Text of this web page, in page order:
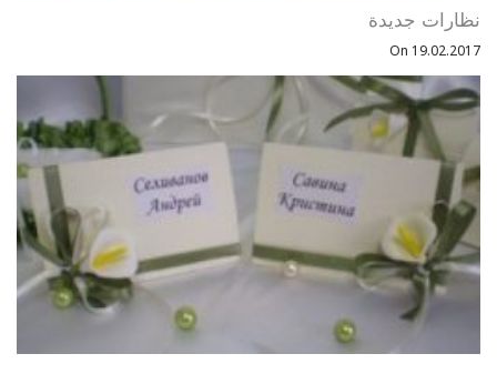
نظارات جديدة
On 19.02.2017